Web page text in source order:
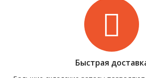
Быстрая